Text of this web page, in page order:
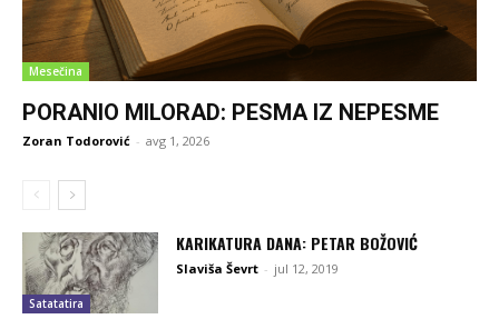
Mesečina
PORANIO MILORAD: PESMA IZ NEPESME
Zoran Todorović - avg 1, 2026
Satatatira
KARIKATURA DANA: PETAR BOŽOVIĆ
Slaviša Ševrt - jul 12, 2019